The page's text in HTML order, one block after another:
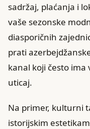
sadržaj, plaćanja i
vaše sezonske
diasporičnih
prati
kanal koji često
uticaj.
Na primer, kulturni
istorijskim